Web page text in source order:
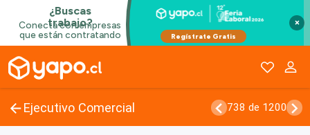
×
Ejecutivo Comercial 738 de 1200